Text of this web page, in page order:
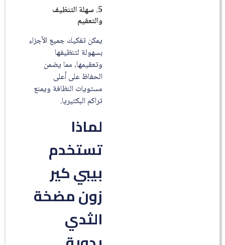
5. سهلة التنظيف
والتعقيم
يمكن تفكيك جميع الأجزاء
بسهولة لتنظيفها
وتعقيمها، مما يضمن
الحفاظ على أعلى
مستويات النظافة ويمنع
تراكم البكتيريا.
لماذا
تستخدم
بيبي كير
زون مضخة
الثدي